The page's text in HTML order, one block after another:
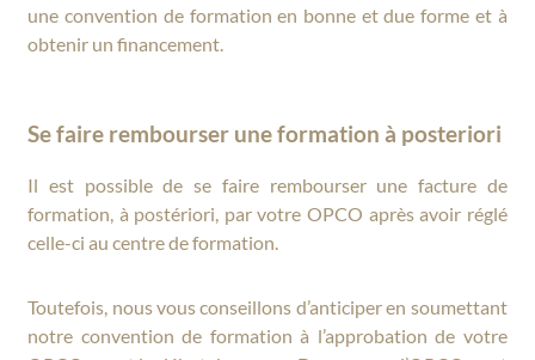
une convention de formation en bonne et due forme et à
obtenir un financement.
Se faire rembourser une formation à posteriori
Il est possible de se faire rembourser une facture de
formation, à postériori, par votre OPCO après avoir réglé
celle-ci au centre de formation.
Toutefois, nous vous conseillons d’anticiper en soumettant
notre convention de formation à l’approbation de votre